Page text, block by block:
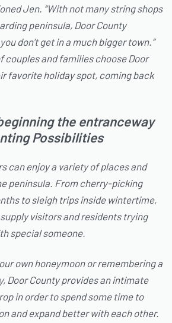
Jen. “With not many string shops
peninsula, Door County
don’t get in a much bigger town.”
couples and families choose Door
favorite holiday spot, coming back
the entranceway
Possibilities
can enjoy a variety of places and
peninsula. From cherry-picking
to sleigh trips inside wintertime,
visitors and residents trying
special someone.
own honeymoon or remembering a
Door County provides an intimate
in order to spend some time to
and expand better with each other.